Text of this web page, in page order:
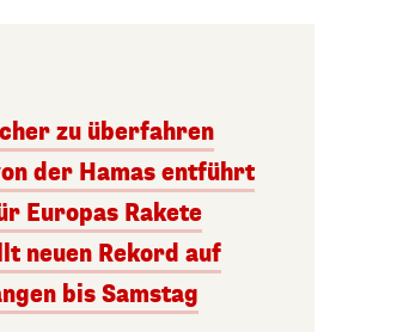
zu überfahren
der Hamas entführt
Europas Rakete
neuen Rekord auf
bis Samstag